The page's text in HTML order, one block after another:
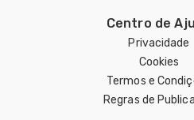
Centro de
Privacidade
Cookies
Termos e
Regras de